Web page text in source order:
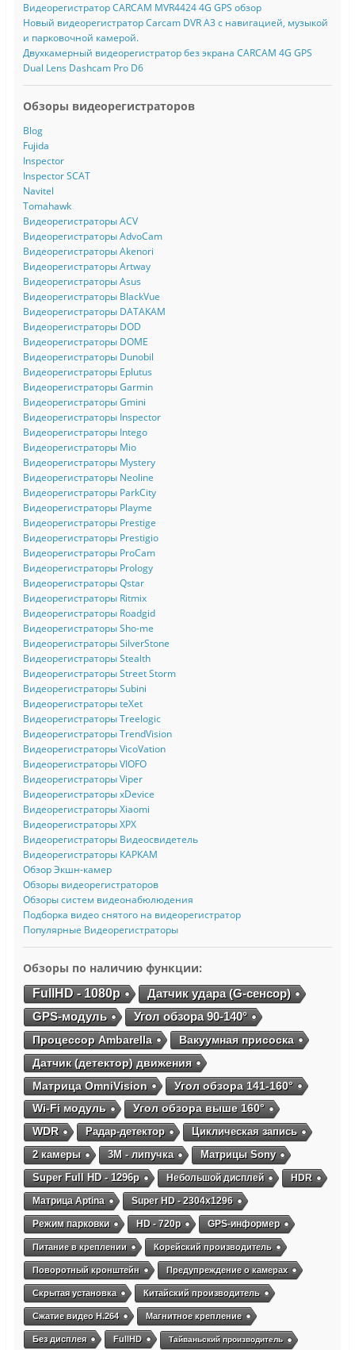
Видеорегистратор CARCAM MVR4424 4G GPS обзор
Новый видеорегистратор Carcam DVR A3 с навигацией, музыкой
и парковочной камерой.
Двухкамерный видеорегистратор без экрана CARCAM 4G GPS
Dual Lens Dashcam Pro D6
Обзоры видеорегистраторов
Blog
Fujida
Inspector
Inspector SCAT
Navitel
Tomahawk
Видеорегистраторы ACV
Видеорегистраторы AdvoCam
Видеорегистраторы Akenori
Видеорегистраторы Artway
Видеорегистраторы Asus
Видеорегистраторы BlackVue
Видеорегистраторы DATAKAM
Видеорегистраторы DOD
Видеорегистраторы DOME
Видеорегистраторы Dunobil
Видеорегистраторы Eplutus
Видеорегистраторы Garmin
Видеорегистраторы Gmini
Видеорегистраторы Inspector
Видеорегистраторы Intego
Видеорегистраторы Mio
Видеорегистраторы Mystery
Видеорегистраторы Neoline
Видеорегистраторы ParkCity
Видеорегистраторы Playme
Видеорегистраторы Prestige
Видеорегистраторы Prestigio
Видеорегистраторы ProCam
Видеорегистраторы Prology
Видеорегистраторы Qstar
Видеорегистраторы Ritmix
Видеорегистраторы Roadgid
Видеорегистраторы Sho-me
Видеорегистраторы SilverStone
Видеорегистраторы Stealth
Видеорегистраторы Street Storm
Видеорегистраторы Subini
Видеорегистраторы teXet
Видеорегистраторы Treelogic
Видеорегистраторы TrendVision
Видеорегистраторы VicoVation
Видеорегистраторы VIOFO
Видеорегистраторы Viper
Видеорегистраторы xDevice
Видеорегистраторы Xiaomi
Видеорегистраторы XPX
Видеорегистраторы Видеосвидетель
Видеорегистраторы КАРКАМ
Обзор Экшн-камер
Обзоры видеорегистраторов
Обзоры систем видеонабюлюдения
Подборка видео снятого на видеорегистратор
Популярные Видеорегистраторы
Обзоры по наличию функции:
FullHD - 1080p
Датчик удара (G-сенсор)
GPS-модуль
Угол обзора 90-140°
Процессор Ambarella
Вакуумная присоска
Датчик (детектор) движения
Матрица OmniVision
Угол обзора 141-160°
Wi-Fi модуль
Угол обзора выше 160°
WDR
Радар-детектор
Циклическая запись
2 камеры
3М - липучка Матрицы Sony
Super Full HD - 1296p Небольшой дисплей HDR
Матрица Aptina Super HD - 2304х1296
Режим парковки HD - 720p GPS-информер
Питание в креплении Корейский производитель
Поворотный кронштейн Предупреждение о камерах
Скрытая установка Китайский производитель
Сжатие видео H.264 Магнитное крепление
Без дисплея FullHD Тайваньский производитель